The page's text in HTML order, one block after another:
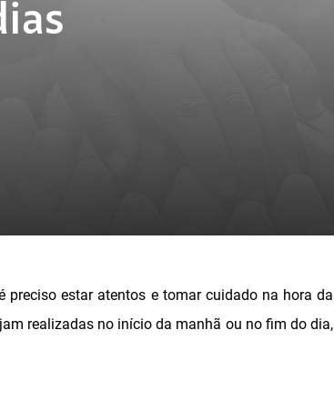
preciso estar atentos e tomar cuidado na hora da
realizadas no início da manhã ou no fim do dia,